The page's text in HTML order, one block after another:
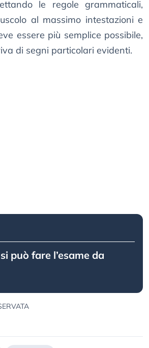
le regole grammaticali,
al massimo intestazioni e
essere più semplice possibile,
di segni particolari evidenti.
può fare l’esame da